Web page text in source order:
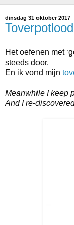
dinsdag 31 oktober 2017
Toverpotlood
Het oefenen met
steeds door.
En ik vond mijn
Meanwhile I keep
And I re-